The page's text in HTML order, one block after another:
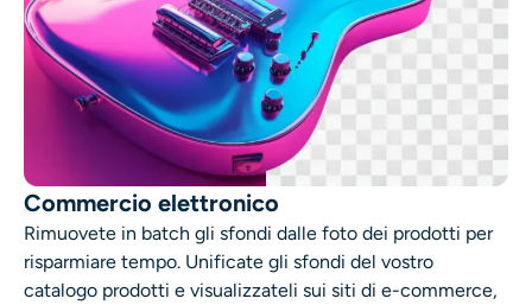
Commercio elettronico
Rimuovete in batch gli sfondi dalle foto dei prodotti per
risparmiare tempo. Unificate gli sfondi del vostro
catalogo prodotti e visualizzateli sui siti di e-commerce,